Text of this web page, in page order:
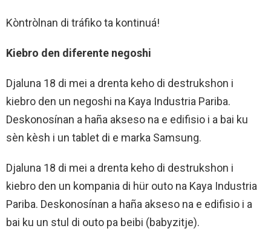
Kòntròlnan di tráfiko ta kontinuá!
Kiebro den diferente negoshi
Djaluna 18 di mei a drenta keho di destrukshon i
kiebro den un negoshi na Kaya Industria Pariba.
Deskonosínan a haña akseso na e edifisio i a bai ku
sèn kèsh i un tablet di e marka Samsung.
Djaluna 18 di mei a drenta keho di destrukshon i
kiebro den un kompania di hür outo na Kaya Industria
Pariba. Deskonosínan a haña akseso na e edifisio i a
bai ku un stul di outo pa beibi (babyzitje).